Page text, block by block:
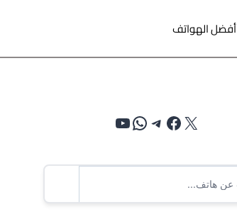
أفضل الهواتف
إكسفيسبوك
تيليجرام
واتساب
يوتيوب